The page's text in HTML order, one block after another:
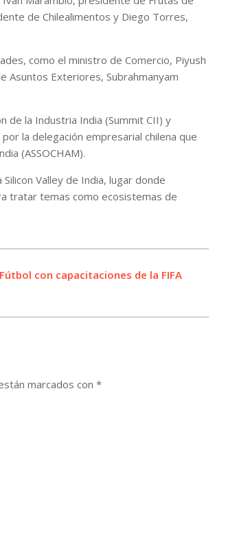
de Chilealimentos y Diego Torres,
como el ministro de Comercio, Piyush
Asuntos Exteriores, Subrahmanyam
de la Industria India (Summit CII) y
la delegación empresarial chilena que
(ASSOCHAM).
Valley de India, lugar donde
tratar temas como ecosistemas de
con capacitaciones de la FIFA
marcados con *